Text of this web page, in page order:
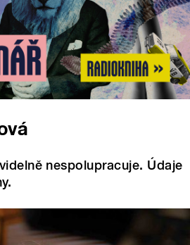
nespolupracuje. Údaje